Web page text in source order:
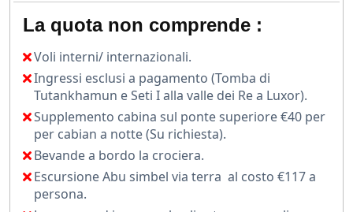
La quota non comprende :
Voli interni/ internazionali.
Ingressi esclusi a pagamento (Tomba di
Tutankhamun e Seti I alla valle dei Re a Luxor).
Supplemento cabina sul ponte superiore €40 per
per cabian a notte (Su richiesta).
Bevande a bordo la crociera.
Escursione Abu simbel via terra al costo €117 a
persona.